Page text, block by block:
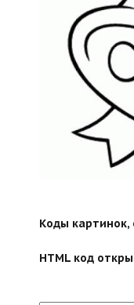
Коды картинок,
HTML код